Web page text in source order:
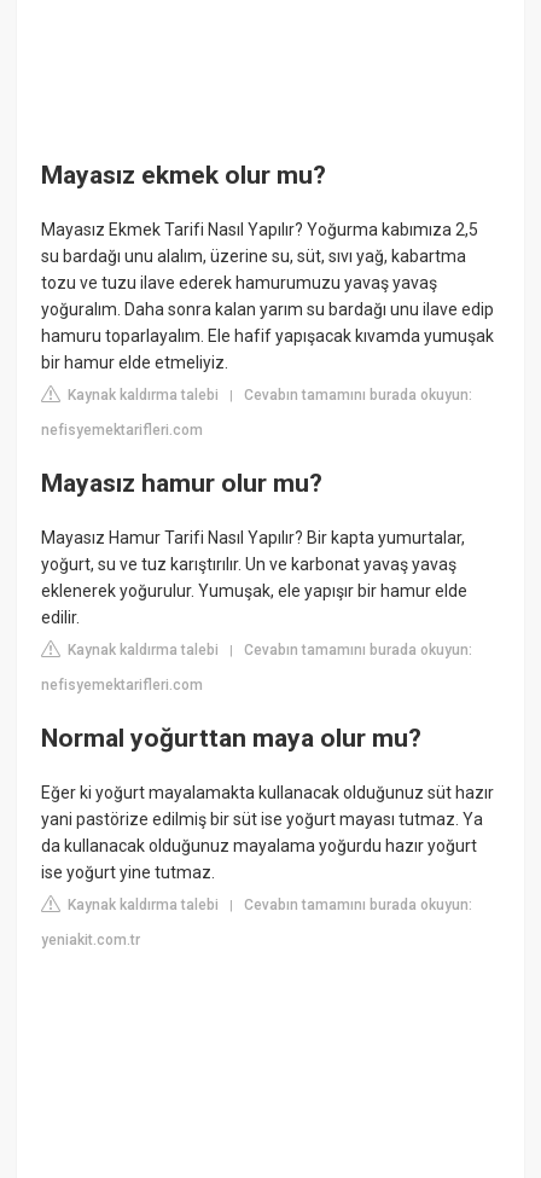
Mayasız ekmek olur mu?
Mayasız Ekmek Tarifi Nasıl Yapılır? Yoğurma kabımıza 2,5
su bardağı unu alalım, üzerine su, süt, sıvı yağ, kabartma
tozu ve tuzu ilave ederek hamurumuzu yavaş yavaş
yoğuralım. Daha sonra kalan yarım su bardağı unu ilave edip
hamuru toparlayalım. Ele hafif yapışacak kıvamda yumuşak
bir hamur elde etmeliyiz.
Kaynak kaldırma talebi |Cevabın tamamını burada okuyun:
nefisyemektarifleri.com
Mayasız hamur olur mu?
Mayasız Hamur Tarifi Nasıl Yapılır? Bir kapta yumurtalar,
yoğurt, su ve tuz karıştırılır. Un ve karbonat yavaş yavaş
eklenerek yoğurulur. Yumuşak, ele yapışır bir hamur elde
edilir.
Kaynak kaldırma talebi |Cevabın tamamını burada okuyun:
nefisyemektarifleri.com
Normal yoğurttan maya olur mu?
Eğer ki yoğurt mayalamakta kullanacak olduğunuz süt hazır
yani pastörize edilmiş bir süt ise yoğurt mayası tutmaz. Ya
da kullanacak olduğunuz mayalama yoğurdu hazır yoğurt
ise yoğurt yine tutmaz.
Kaynak kaldırma talebi |Cevabın tamamını burada okuyun:
yeniakit.com.tr